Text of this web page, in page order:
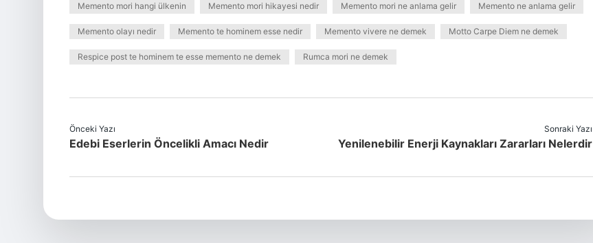
Memento mori hangi ülkenin Memento mori hikayesi nedir Memento mori ne anlama gelir Memento ne anlama gelir
Memento olayı nedir Memento te hominem esse nedir Memento vivere ne demek Motto Carpe Diem ne demek
Respice post te hominem te esse memento ne demek Rumca mori ne demek
Önceki Yazı
Edebi Eserlerin Öncelikli Amacı Nedir
Sonraki Yazı
Yenilenebilir Enerji Kaynakları Zararları Nelerdir